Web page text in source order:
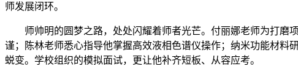
师发展闭环。
师帅明的圆梦之路，处处闪耀着师者光芒。付丽娜老师为打磨
谨；陈林老师悉心指导他掌握高效液相色谱仪操作；纳米功能材料
蜕变。学校组织的模拟面试，更让他补齐短板、从容应考。